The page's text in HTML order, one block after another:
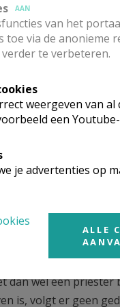
concrete afspraken
parochiale
10u30.
gebedswake
kunnen komen.
geen
genoemd en
de
van
dan wel een
is, volgt er geen
AAN
van het
toe via de anonieme
te verbeteren.
weergeven van al
een
je advertenties op
ALLE